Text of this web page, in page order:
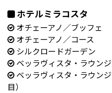
ホテルミラコスタ
オチェーアノ／ブッフェ
オチェーアノ／コース
シルクロードガーデン
ベッラヴィスタ・ラウンジ
ベッラヴィスタ・ラウン
目）